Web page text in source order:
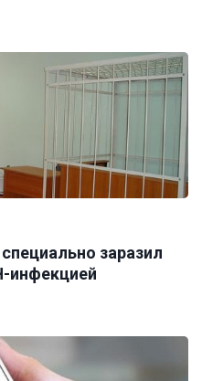
заразил
инфекцией